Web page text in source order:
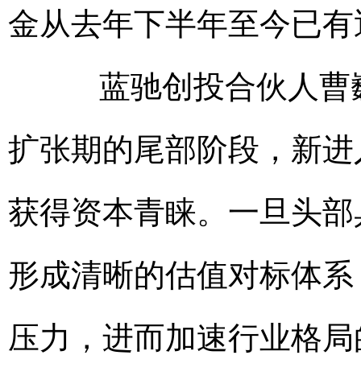
金从去年下半年至今已
蓝驰创投合伙人曹
扩张期的尾部阶段，新
获得资本青睐。一旦头
形成清晰的估值对标体
压力，进而加速行业格